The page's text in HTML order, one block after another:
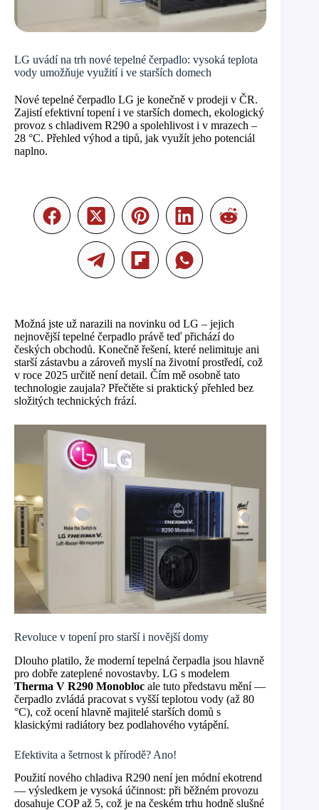
LG uvádí na trh nové tepelné čerpadlo: vysoká teplota
vody umožňuje využití i ve starších domech
Nové tepelné čerpadlo LG je konečně v prodeji v ČR.
Zajistí efektivní topení i ve starších domech, ekologický
provoz s chladivem R290 a spolehlivost i v mrazech –
28 °C. Přehled výhod a tipů, jak využít jeho potenciál
naplno.
Možná jste už narazili na novinku od LG – jejich
nejnovější tepelné čerpadlo právě teď přichází do
českých obchodů. Konečně řešení, které nelimituje ani
starší zástavbu a zároveň myslí na životní prostředí, což
v roce 2025 určitě není detail. Čím mě osobně tato
technologie zaujala? Přečtěte si praktický přehled bez
složitých technických frází.
Revoluce v topení pro starší i novější domy
Dlouho platilo, že moderní tepelná čerpadla jsou hlavně
pro dobře zateplené novostavby. LG s modelem
Therma V R290 Monobloc ale tuto představu mění —
čerpadlo zvládá pracovat s vyšší teplotou vody (až 80
°C), což ocení hlavně majitelé starších domů s
klasickými radiátory bez podlahového vytápění.
Efektivita a šetrnost k přírodě? Ano!
Použití nového chladiva R290 není jen módní ekotrend
— výsledkem je vysoká účinnost: při běžném provozu
dosahuje COP až 5, což je na českém trhu hodně slušné